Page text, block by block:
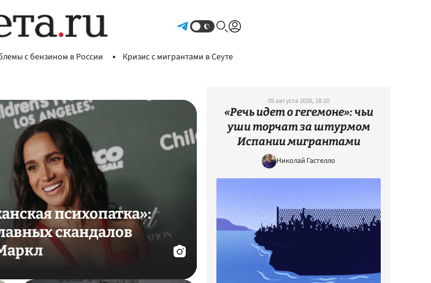
с бензином в России Кризис с мигрантами в Сеуте
психопатка»:
скандалов
05 августа 2026, 18:10
«Речь идет о гегемоне»: чьи
уши торчат за штурмом
Испании мигрантами
Николай Гастелло